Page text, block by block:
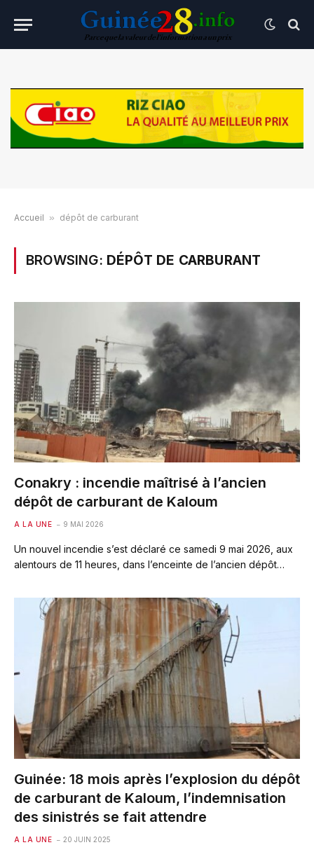
Accueil » dépôt de carburant
BROWSING: DÉPÔT DE CARBURANT
Conakry : incendie maîtrisé à l’ancien
dépôt de carburant de Kaloum
A LA UNE 9 MAI 2026
Un nouvel incendie s’est déclaré ce samedi 9 mai 2026, aux
alentours de 11 heures, dans l’enceinte de l’ancien dépôt…
Guinée: 18 mois après l’explosion du dépôt
de carburant de Kaloum, l’indemnisation
des sinistrés se fait attendre
A LA UNE 20 JUIN 2025